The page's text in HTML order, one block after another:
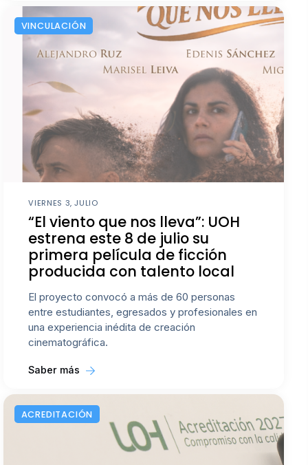
VINCULACIÓN
VIERNES 3, JULIO
“El viento que nos lleva”: UOH
estrena este 8 de julio su
primera película de ficción
producida con talento local
El proyecto convocó a más de 60 personas
entre estudiantes, egresados y profesionales en
una experiencia inédita de creación
cinematográfica.
Saber más
ACREDITACIÓN